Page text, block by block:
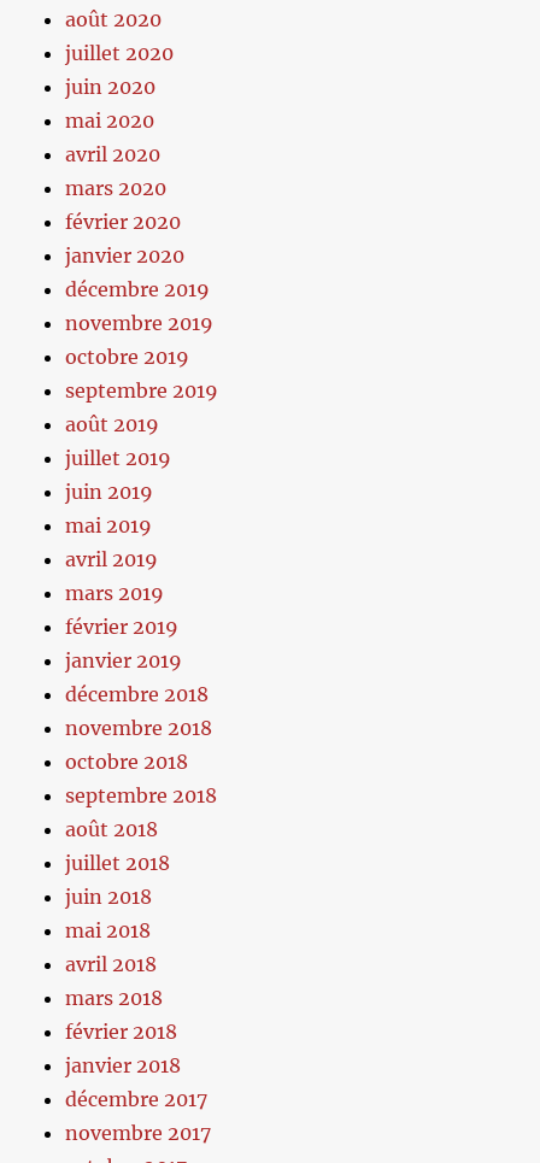
août 2020
juillet 2020
juin 2020
mai 2020
avril 2020
mars 2020
février 2020
janvier 2020
décembre 2019
novembre 2019
octobre 2019
septembre 2019
août 2019
juillet 2019
juin 2019
mai 2019
avril 2019
mars 2019
février 2019
janvier 2019
décembre 2018
novembre 2018
octobre 2018
septembre 2018
août 2018
juillet 2018
juin 2018
mai 2018
avril 2018
mars 2018
février 2018
janvier 2018
décembre 2017
novembre 2017